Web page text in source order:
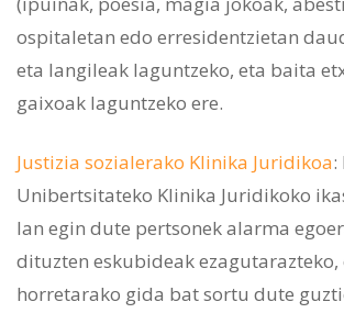
ospitaletan edo erresidentzietan
eta langileak laguntzeko, eta baita
gaixoak laguntzeko ere.
Justizia sozialerako Klinika Juridikoa:
Unibertsitateko Klinika Juridikoko
lan egin dute pertsonek alarma
dituzten eskubideak ezagutarazteko,
horretarako gida bat sortu dute